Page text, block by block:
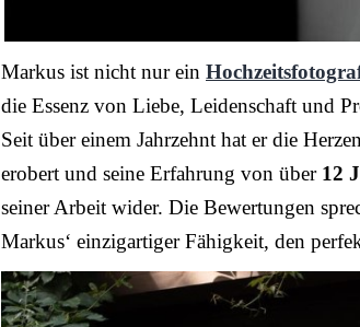
Markus ist nicht nur ein
die Essenz von Liebe, Leidenschaft und
Seit über einem Jahrzehnt hat er die
erobert und seine Erfahrung von über 12
seiner Arbeit wider. Die Bewertungen
Markus‘ einzigartiger Fähigkeit, den